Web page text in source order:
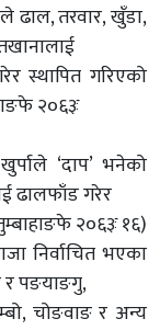
ढाल, तरवार, खुँडा,
स्थापित गरिएको
२०६३ः
‘दाप’ भनेको
ढालफाँड गरेर
२०६३ः १६)
निर्वाचित भएका
पङयाङगु,
चोङवाङ र अन्य